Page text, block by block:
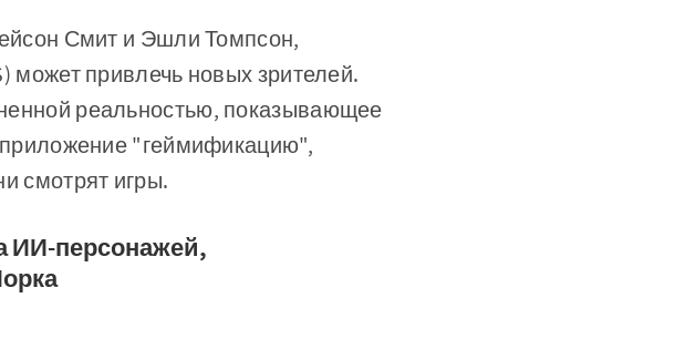
Смит и Эшли Томпсон,
может привлечь новых зрителей.
реальностью, показывающее
"геймификацию",
смотрят игры.
ИИ-персонажей,